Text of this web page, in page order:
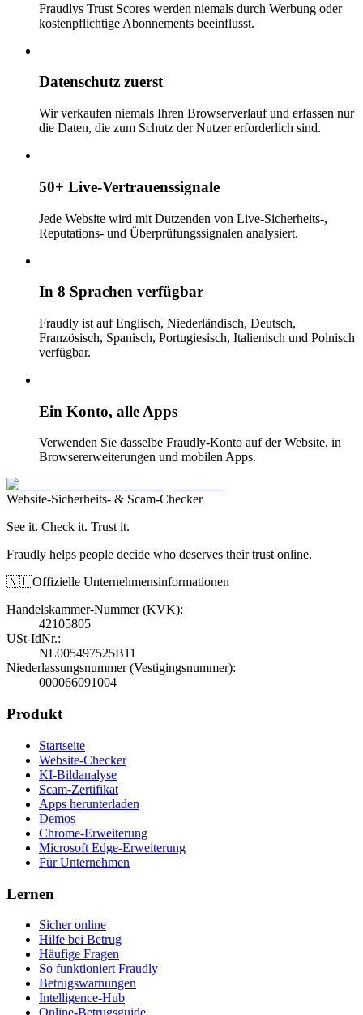
Fraudlys Trust Scores werden niemals durch Werbung oder
kostenpflichtige Abonnements beeinflusst.
Datenschutz zuerst
Wir verkaufen niemals Ihren Browserverlauf und erfassen nur
die Daten, die zum Schutz der Nutzer erforderlich sind.
50+ Live-Vertrauenssignale
Jede Website wird mit Dutzenden von Live-Sicherheits-,
Reputations- und Überprüfungssignalen analysiert.
In 8 Sprachen verfügbar
Fraudly ist auf Englisch, Niederländisch, Deutsch,
Französisch, Spanisch, Portugiesisch, Italienisch und Polnisch
verfügbar.
Ein Konto, alle Apps
Verwenden Sie dasselbe Fraudly-Konto auf der Website, in
Browsererweiterungen und mobilen Apps.
Website-Sicherheits- & Scam-Checker
See it. Check it. Trust it.
Fraudly helps people decide who deserves their trust online.
🇳🇱Offizielle Unternehmensinformationen
Handelskammer-Nummer (KVK):
42105805
USt-IdNr.:
NL005497525B11
Niederlassungsnummer (Vestigingsnummer):
000066091004
Produkt
Startseite
Website-Checker
KI-Bildanalyse
Scam-Zertifikat
Apps herunterladen
Demos
Chrome-Erweiterung
Microsoft Edge-Erweiterung
Für Unternehmen
Lernen
Sicher online
Hilfe bei Betrug
Häufige Fragen
So funktioniert Fraudly
Betrugswarnungen
Intelligence-Hub